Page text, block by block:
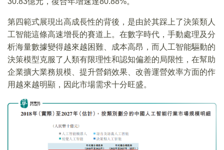
第四範式展現出高成長性的背後，是由於其踩上了決策類人
工智能這條高速增長的賽道上。在數字時代，手動處理及分
析海量數據變得越來越困難、成本高昂，而人工智能驅動的
決策模型克服了人類有限理性和認知偏差的局限性，在幫助
企業擴大業務規模、提升營銷效果、改善運營效率方面的作
用越來越明顯，因此市場需求十分旺盛。